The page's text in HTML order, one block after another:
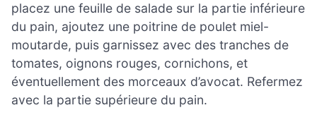
placez une feuille de salade sur la partie inférieure
du pain, ajoutez une poitrine de poulet miel-
moutarde, puis garnissez avec des tranches de
tomates, oignons rouges, cornichons, et
éventuellement des morceaux d’avocat. Refermez
avec la partie supérieure du pain.